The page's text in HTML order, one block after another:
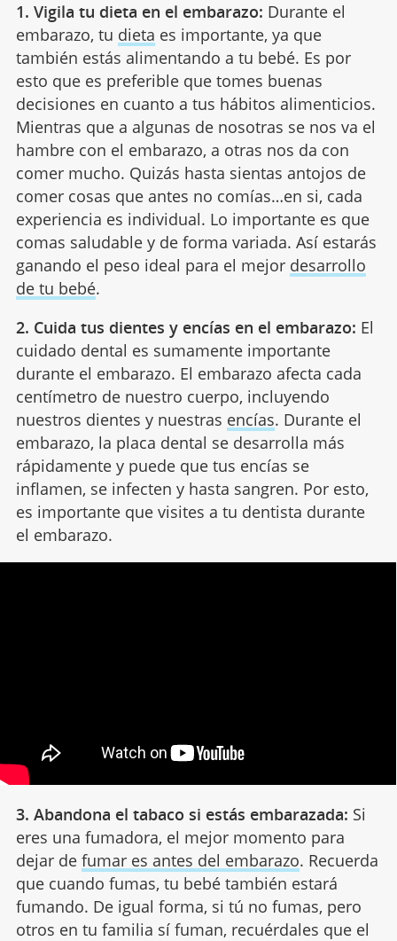
1. Vigila tu dieta en el embarazo: Durante el
embarazo, tu dieta es importante, ya que
también estás alimentando a tu bebé. Es por
esto que es preferible que tomes buenas
decisiones en cuanto a tus hábitos alimenticios.
Mientras que a algunas de nosotras se nos va el
hambre con el embarazo, a otras nos da con
comer mucho. Quizás hasta sientas antojos de
comer cosas que antes no comías…en si, cada
experiencia es individual. Lo importante es que
comas saludable y de forma variada. Así estarás
ganando el peso ideal para el mejor desarrollo
de tu bebé.
2. Cuida tus dientes y encías en el embarazo: El
cuidado dental es sumamente importante
durante el embarazo. El embarazo afecta cada
centímetro de nuestro cuerpo, incluyendo
nuestros dientes y nuestras encías. Durante el
embarazo, la placa dental se desarrolla más
rápidamente y puede que tus encías se
inflamen, se infecten y hasta sangren. Por esto,
es importante que visites a tu dentista durante
el embarazo.
3. Abandona el tabaco si estás embarazada: Si
eres una fumadora, el mejor momento para
dejar de fumar es antes del embarazo. Recuerda
que cuando fumas, tu bebé también estará
fumando. De igual forma, si tú no fumas, pero
otros en tu familia sí fuman, recuérdales que el